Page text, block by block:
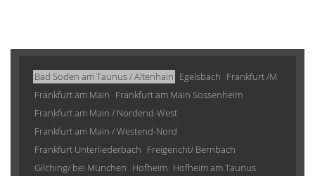
Bad Soden am Taunus / Altenhain Egelsbach Frankfurt /M
Frankfurt am Main Frankfurt am Main Sossenheim
Frankfurt am Main / Nordend-West
Frankfurt am Main / Westend-Nord
Frankfurt Unterliederbach Freigericht/ Bernbach
Gilching/ bei München Hofheim Hofheim am Taunus